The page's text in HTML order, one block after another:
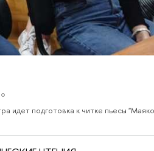
подготовка к читке пьесы